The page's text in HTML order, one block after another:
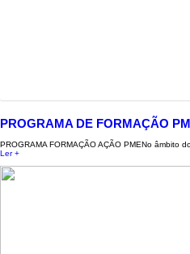
PROGRAMA DE FORMAÇÃO
PROGRAMA FORMAÇÃO AÇÃO PMENo âmbito
Ler +